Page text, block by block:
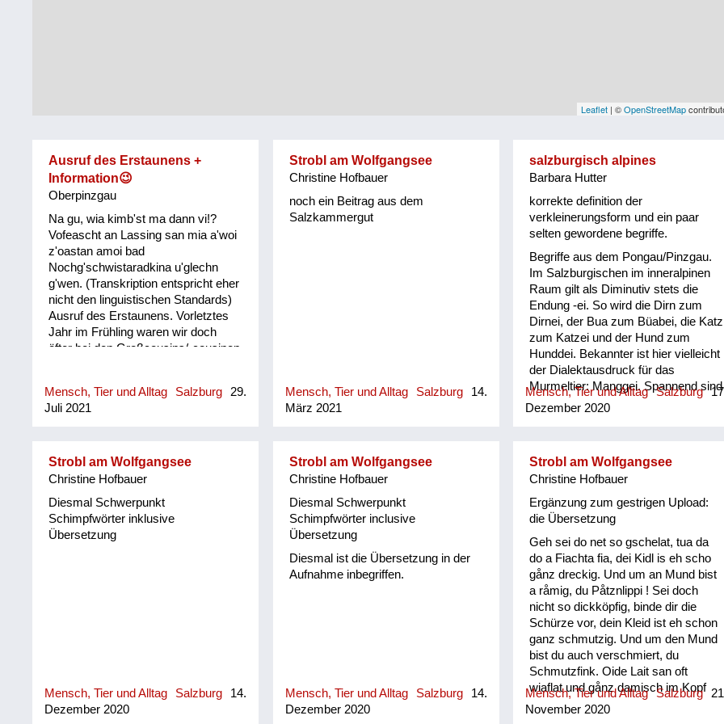
Leaflet | ©OpenStreetMap
Ausruf des Erstaunens +
Information😉
Oberpinzgau
Na gu, wia kimb'st ma dann vi!?
Vofeascht an Lassing san mia a'woi
z'oastan amoi bad
Nochg'schwistaradkina u'glechn
g'wen. (Transkription entspricht eher
nicht den linguistischen Standards)
Ausruf des Erstaunens. Vorletztes
Jahr im Frühling waren wir doch
öfter bei den Großcousins/-cousinen
sondern, dass man dort zu tun hatte
bzw. die dortige Anwesenheit einen
Mensch, Tier und Alltag Salzburg
29.
Juli 2021
Strobl am Wolfgangsee
Christine Hofbauer
noch ein Beitrag aus dem
Salzkammergut
Mensch, Tier und Alltag Salzburg
14.
März 2021
salzburgisch alpines
Barbara Hutter
korrekte definition der
verkleinerungsform und ein paar
selten gewordene begriffe.
Begriffe aus dem Pongau/Pinzgau.
Im Salzburgischen im inneralpinen
Raum gilt als Diminutiv stets die
Endung -ei. So wird die Dirn zum
Dirnei, der Bua zum Büabei, die Katz
zum Katzei und der Hund zum
Hunddei. Bekannter ist hier vielleicht
der Dialektausdruck für das
Murmeltier: Manggei. Spannend sind
auch Sprachrelikte aus alter Zeit, wie
der „Foam“, etwa als Schaum auf
dem Bier, der an seinen englischen
Bruder „foam“ stark erinnert. Aber
auch Begriffe, die es nur im
deren Herkunft ich jedoch keine
Ahnung habe, gehen schön langsam
verloren, leider. Etwa der Noxei
(Knäblein) oder die Tranggin
(Weibsbild). Der Noxei kann dabei
„kasig“ sein, also herzig, die
Tranggin durchaus „scheickig“, also
schrecklich.
Mensch, Tier und Alltag Salzburg
Dezember 2020
Strobl am Wolfgangsee
Christine Hofbauer
Diesmal Schwerpunkt
Schimpfwörter inklusive
Übersetzung
Mensch, Tier und Alltag Salzburg
14.
Dezember 2020
Strobl am Wolfgangsee
Christine Hofbauer
Diesmal Schwerpunkt
Schimpfwörter inclusive
Übersetzung
Diesmal ist die Übersetzung in der
Aufnahme inbegriffen.
Mensch, Tier und Alltag Salzburg
14.
Dezember 2020
Strobl am Wolfgangsee
Christine Hofbauer
Ergänzung zum gestrigen Upload:
die Übersetzung
Geh sei do net so gschelat, tua da
do a Fiachta fia, dei Kidl is eh scho
gånz dreckig. Und um an Mund bist
a råmig, du Påtznlippi ! Sei doch
nicht so dickköpfig, binde dir die
Schürze vor, dein Kleid ist eh schon
ganz schmutzig. Und um den Mund
bist du auch verschmiert, du
Schmutzfink. Oide Lait san oft
wiaflat und gånz damisch im Kopf
und san dån a recht haudig bonand ,
Mensch, Tier und Alltag Salzburg
November 2020